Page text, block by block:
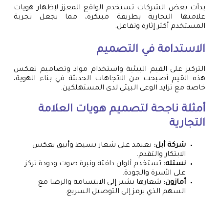
بدأت بعض الشركات تستخدم الواقع المعزز لإظهار هويات
علامتها التجارية بطريقة مبتكرة، مما يجعل تجربة
المستخدم أكثر إثارة وتفاعل.
الاستدامة في التصميم
التركيز على القيم البيئية واستخدام مواد وتصاميم تعكس
هذه القيم أصبحت من الاتجاهات الحديثة في بناء الهوية،
خاصة مع تزايد الوعي البيئي لدى المستهلكين.
أمثلة ناجحة لتصميم هويات العلامة
التجارية
شركة أبل: تعتمد على شعار بسيط وأنيق يعكس
الابتكار والتقدم.
نستله: تستخدم ألوان دافئة ونبرة صوت ودودة تركز
على الأسرة والجودة.
أمازون: شعارها يشير إلى الابتسامة والرضا مع
السهم الذي يرمز إلى التوصيل السريع.